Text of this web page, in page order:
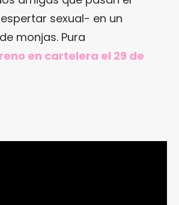
sexual- en un
monjas. Pura
en cartelera el 29 de